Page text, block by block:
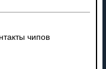
чипов